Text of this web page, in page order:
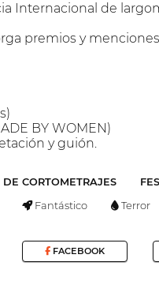
Internacional de
premios y
BY WOMEN)
y guión.
DE CORTOMETRAJES
Fantástico Terror
FACEBOOK